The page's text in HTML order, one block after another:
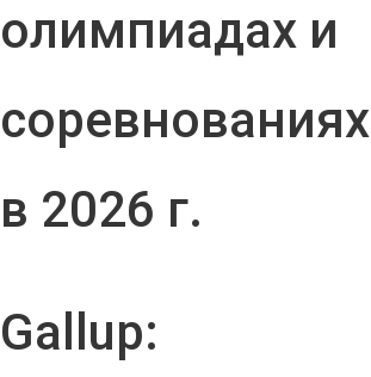
олимпиадах и
соревнованиях
в 2026 г.
Gallup: